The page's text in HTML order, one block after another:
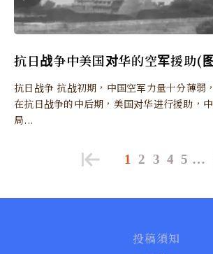
抗日战争中美国对华的空军援助(
抗日战争 抗战初期，中国空军力量十分薄弱
在抗日战争的中后期，美国对华进行援助，
局...
1 2 3 4 5 …
投稿須知